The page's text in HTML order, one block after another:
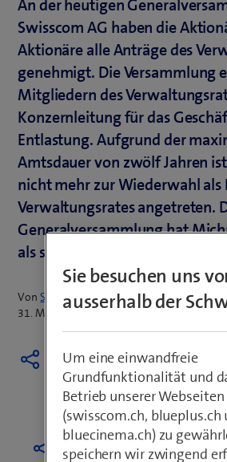
An der heutigen
Swisscom AG haben die
Aktionäre alle Anträge des
genehmigt. Die Versammlung
Mitgliedern des
Konzernleitung für das
Entlastung. Aufgrund der
Amtsdauer von zwölf Jahren
nicht mehr zur Wiederwahl als
Verwaltungsrates angetreten.
Generalversammlung hat
als seinen Nachfolger gewählt.
Von Sepp Huber
31. März 2021
Sie besuchen uns
ausserhalb der
Um eine einwandfreie
Grundfunktionalität und
Betrieb unserer Webseiten
(swisscom.ch, blueplus.ch
bluecinema.ch) zu
speichern wir zwingend